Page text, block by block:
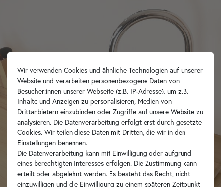
Wir verwenden Cookies und ähnliche Technologien auf unserer
Website und verarbeiten personenbezogene Daten von
Besucher:innen unserer Webseite (z.B. IP-Adresse), um z.B.
Inhalte und Anzeigen zu personalisieren, Medien von
Drittanbietern einzubinden oder Zugriffe auf unsere Website zu
analysieren. Die Datenverarbeitung erfolgt erst durch gesetzte
Cookies. Wir teilen diese Daten mit Dritten, die wir in den
Einstellungen benennen.
Die Datenverarbeitung kann mit Einwilligung oder aufgrund
eines berechtigten Interesses erfolgen. Die Zustimmung kann
erteilt oder abgelehnt werden. Es besteht das Recht, nicht
einzuwilligen und die Einwilligung zu einem späteren Zeitpunkt